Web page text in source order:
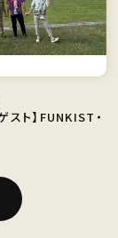
スト】FUNKIST・